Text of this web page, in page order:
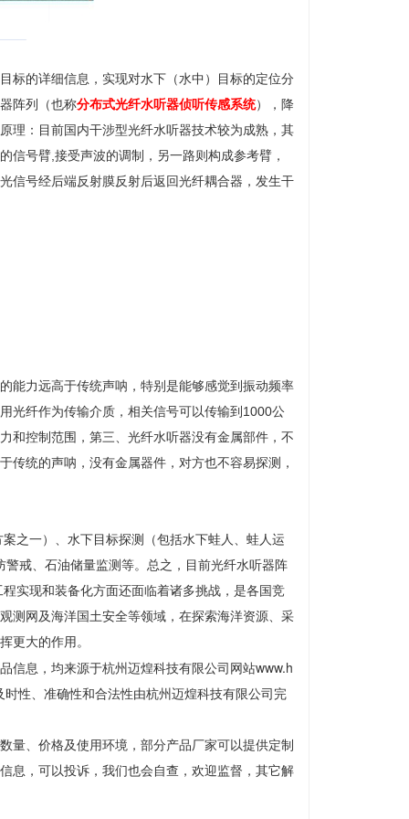
的详细信息，实现对水下（水中）目标的定位分
阵列（也称分布式光纤水听器侦听传感系统），降
理：目前国内干涉型光纤水听器技术较为成熟，其
信号臂,接受声波的调制，另一路则构成参考臂，
信号经后端反射膜反射后返回光纤耦合器，发生干
力远高于传统声呐，特别是能够感觉到振动频率
光纤作为传输介质，相关信号可以传输到1000公
和控制范围，第三、光纤水听器没有金属部件，不
传统的声呐，没有金属器件，对方也不容易探测，
一）、水下目标探测（包括水下蛙人、蛙人运
戒、石油储量监测等。总之，目前光纤水听器阵
实现和装备化方面还面临着诸多挑战，是各国竞
测网及海洋国土安全等领域，在探索海洋资源、采
更大的作用。
信息，均来源于杭州迈煌科技有限公司网站www.h
性、准确性和合法性由杭州迈煌科技有限公司完
量、价格及使用环境，部分产品厂家可以提供定制
息，可以投诉，我们也会自查，欢迎监督，其它解